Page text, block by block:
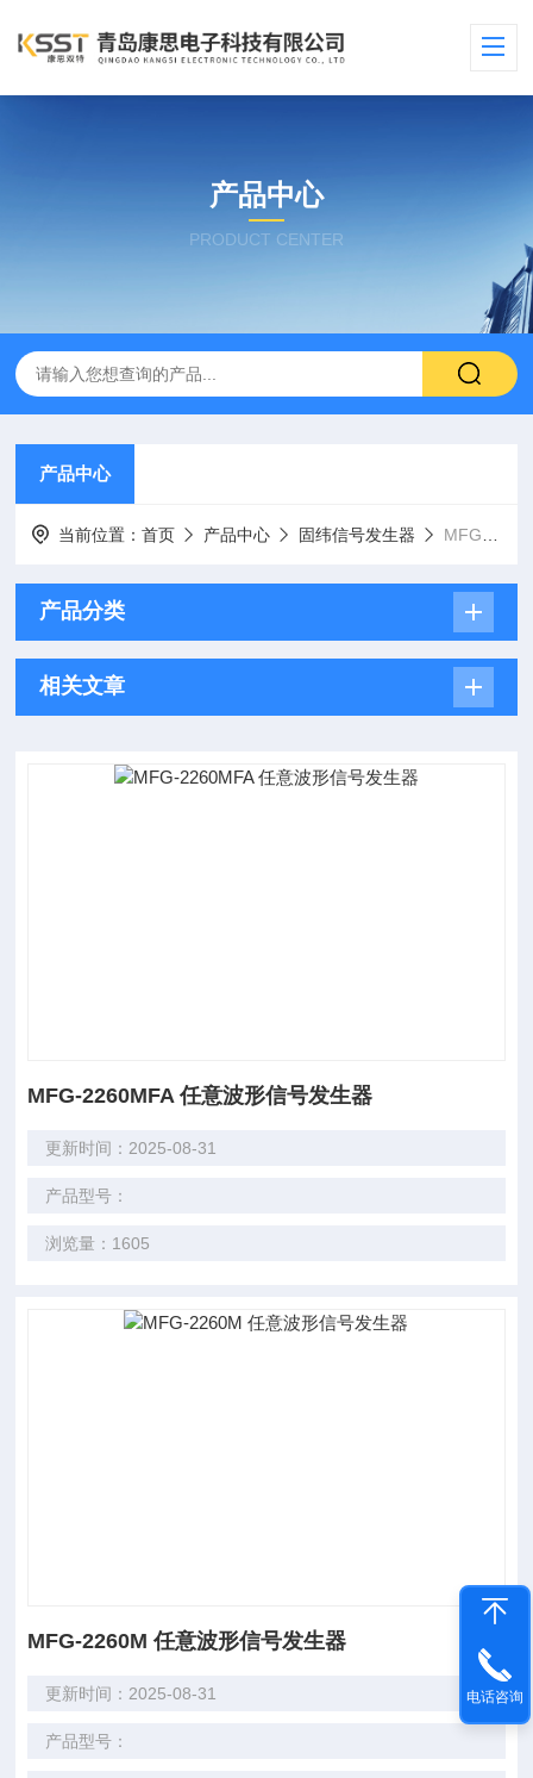
产品中心
PRODUCT CENTER
产品中心
当前位置：首页 产品中心 固纬信号发生器 MFG-2000系列任意波形信号发生器
产品分类
相关文章
MFG-2260MFA 任意波形信号发生器
更新时间：2025-08-31
产品型号：
浏览量：1605
MFG-2260M 任意波形信号发生器
更新时间：2025-08-31
产品型号：
电话咨询